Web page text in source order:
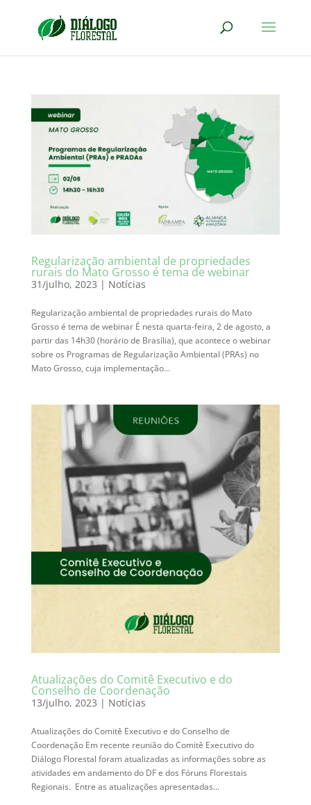
Regularização ambiental de propriedades
rurais do Mato Grosso é tema de webinar
31/julho, 2023 | Notícias
Regularização ambiental de propriedades rurais do Mato
Grosso é tema de webinar É nesta quarta-feira, 2 de agosto, a
partir das 14h30 (horário de Brasília), que acontece o webinar
sobre os Programas de Regularização Ambiental (PRAs) no
Mato Grosso, cuja implementação...
Atualizações do Comitê Executivo e do
Conselho de Coordenação
13/julho, 2023 | Notícias
Atualizações do Comitê Executivo e do Conselho de
Coordenação Em recente reunião do Comitê Executivo do
Diálogo Florestal foram atualizadas as informações sobre as
atividades em andamento do DF e dos Fóruns Florestais
Regionais. Entre as atualizações apresentadas...